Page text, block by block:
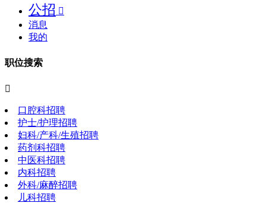
公招 
消息
我的
职位搜索

口腔科招聘
护士/护理招聘
妇科/产科/生殖招聘
药剂科招聘
中医科招聘
内科招聘
外科/麻醉招聘
儿科招聘